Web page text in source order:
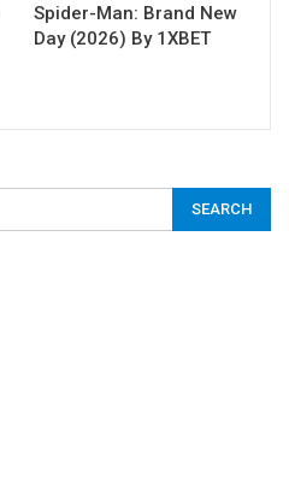
Spider-Man: Brand New
Day (2026) By 1XBET